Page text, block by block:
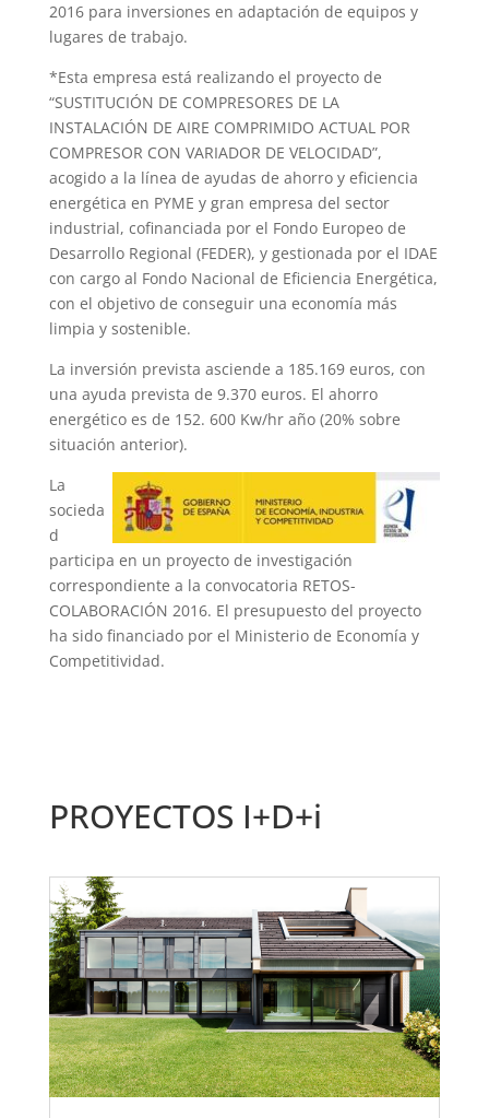
2016 para inversiones en adaptación de equipos y
lugares de trabajo.
*Esta empresa está realizando el proyecto de
“SUSTITUCIÓN DE COMPRESORES DE LA
INSTALACIÓN DE AIRE COMPRIMIDO ACTUAL POR
COMPRESOR CON VARIADOR DE VELOCIDAD”,
acogido a la línea de ayudas de ahorro y eficiencia
energética en PYME y gran empresa del sector
industrial, cofinanciada por el Fondo Europeo de
Desarrollo Regional (FEDER), y gestionada por el IDAE
con cargo al Fondo Nacional de Eficiencia Energética,
con el objetivo de conseguir una economía más
limpia y sostenible.
La inversión prevista asciende a 185.169 euros, con
una ayuda prevista de 9.370 euros. El ahorro
energético es de 152. 600 Kw/hr año (20% sobre
situación anterior).
La
socieda
d
participa en un proyecto de investigación
correspondiente a la convocatoria RETOS-
COLABORACIÓN 2016. El presupuesto del proyecto
ha sido financiado por el Ministerio de Economía y
Competitividad.
PROYECTOS I+D+i